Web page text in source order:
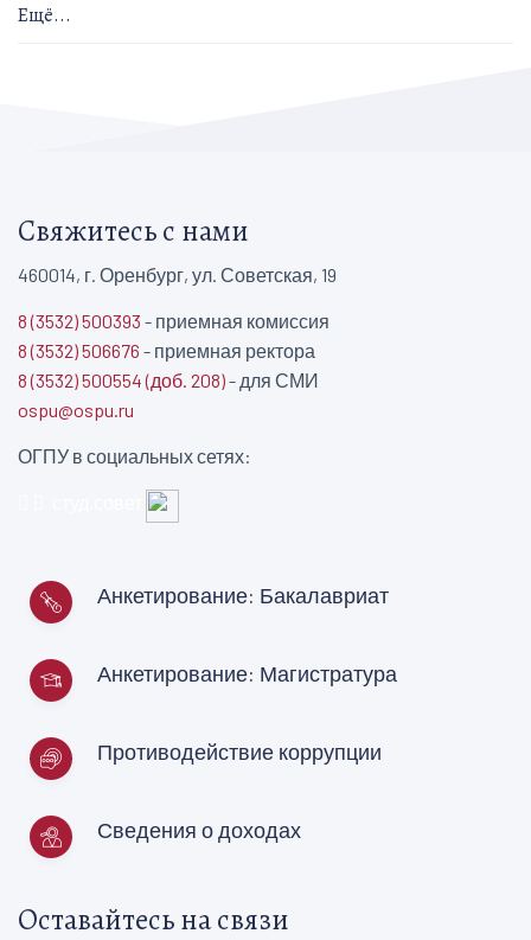
Ещё...
Свяжитесь с нами
460014, г. Оренбург, ул. Советская, 19
8 (3532) 500393 - приемная комиссия
8 (3532) 506676 - приемная ректора
8 (3532) 500554 (доб. 208)- для СМИ
ospu@ospu.ru
ОГПУ в социальных сетях:
Анкетирование: Бакалавриат
Анкетирование: Магистратура
Противодействие коррупции
Сведения о доходах
Оставайтесь на связи